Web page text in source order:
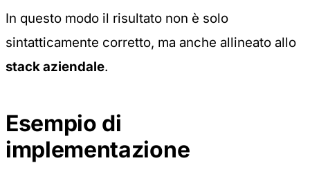
In questo modo il risultato non è solo
sintatticamente corretto, ma anche allineato allo
stack aziendale.
Esempio di
implementazione